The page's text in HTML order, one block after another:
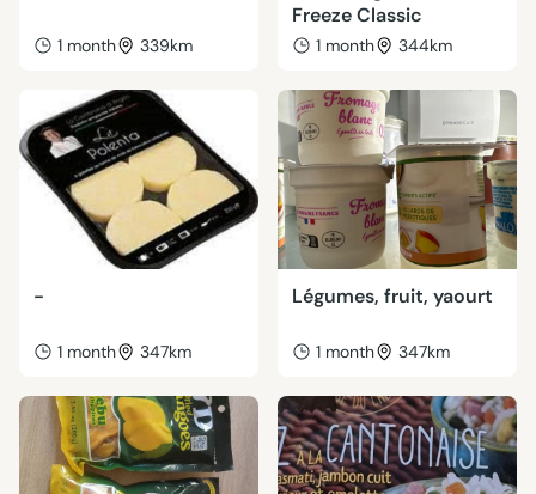
1 month 339km
Freeze Classic
1 month 344km
-
1 month 347km
Légumes, fruit, yaourt
1 month 347km